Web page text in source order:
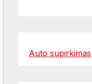
Auto supirkimas